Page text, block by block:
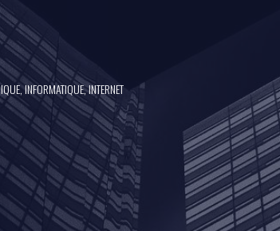
INFORMATIQUE, INTERNET